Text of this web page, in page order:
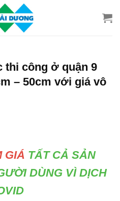
thi công ở quận 9
– 50cm với giá vô
GIÁ TẤT CẢ SẢN
DÙNG VÌ DỊCH